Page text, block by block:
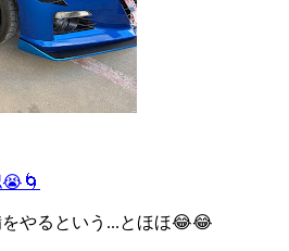
やるという...とほほ😂😂